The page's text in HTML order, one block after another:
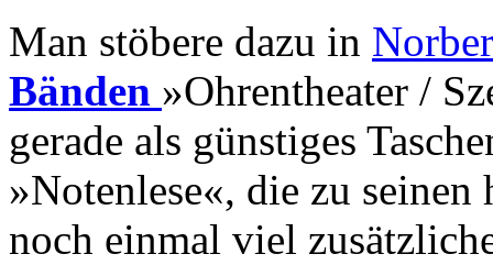
Man stöbere dazu in
Bänden »Ohrentheater /
gerade als günstiges
»Notenlese«, die zu
noch einmal viel